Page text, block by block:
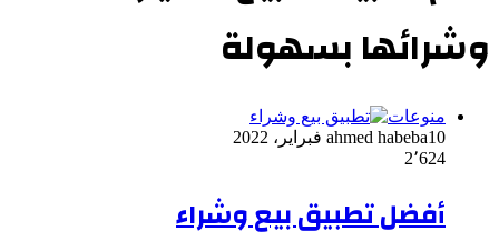
وشرائها بسهولة
منوعات
ahmed habeba10 فبراير، 2022
2٬624
أفضل تطبيق بيع وشراء